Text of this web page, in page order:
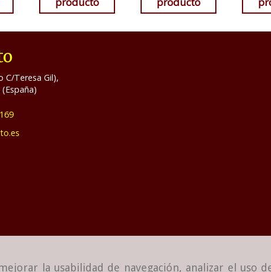
la usabilidad de navegación, analizar el uso
C/Teresa Gil),
(España)